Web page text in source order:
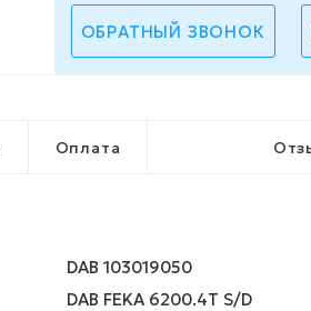
ОБРАТНЫЙ ЗВОНОК
Оплата
DAB 103019050
DAB FEKA 6200.4T S/D